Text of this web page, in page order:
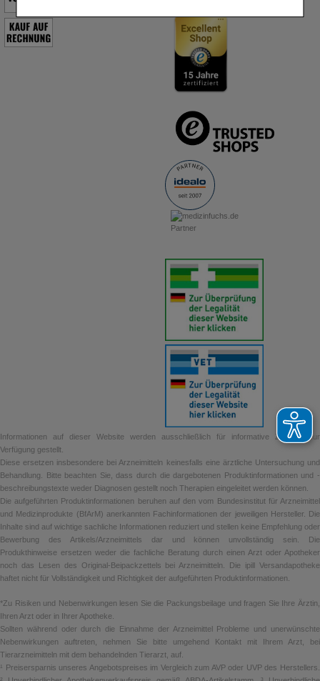
Spracheinstellung) anzupassen. Komfort-Cookies ermöglichen
es uns auch auf Ihre Bedürfnisse zugeschrittene Inhalte
anzuzeigen und unser Partnerprogramm zu betreiben.
Hierüber lassen sich Informationen über
die Art und Weise der Nutzung unserer Website sammeln, mit
können, den Inhalt auf unserer Website aber auch die Werbung
auf Drittseiten möglichst relevant für Sie zu gestalten. Bitte
beachten Sie, dass Daten hierfür teilweise an Dritte wie z.B.
Google oder soziale Medien übertragen werden.
Informationen auf dieser Website werden ausschließlich für informative Zwecke zur
Verfügung gestellt.
Diese ersetzen insbesondere bei Arzneimitteln keinesfalls eine ärztliche Untersuchung und
Behandlung. Bitte beachten Sie, dass durch die dargebotenen Produktinformationen und -
beschreibungstexte weder Diagnosen gestellt noch Therapien eingeleitet werden können.
Die aufgeführten Produktinformationen beruhen auf den vom Bundesinstitut für Arzneimittel
und Medizinprodukte (BfArM) anerkannten Fachinformationen der jeweiligen Hersteller. Die
Inhalte sind auf wichtige sachliche Informationen reduziert und stellen keine Empfehlung oder
Bewerbung des Artikels/Arzneimittels dar und können unvollständig sein. Die
Produkthinweise ersetzen weder die fachliche Beratung durch einen Arzt oder Apotheker
noch das Lesen des Original-Beipackzettels bei Arzneimitteln. Die ipill Versandapotheke
haftet nicht für Vollständigkeit und Richtigkeit der aufgeführten Produktinformationen.
*Zu Risiken und Nebenwirkungen lesen Sie die Packungsbeilage und fragen Sie Ihre Ärztin,
Ihren Arzt oder in Ihrer Apotheke.
Sollten während oder durch die Einnahme der Arzneimittel Probleme und unerwünschte
Nebenwirkungen auftreten, nehmen Sie bitte umgehend Kontakt mit Ihrem Arzt, bei
Tierarzneimitteln mit dem behandelnden Tierarzt, auf.
¹ Preisersparnis unseres Angebotspreises im Vergleich zum AVP oder UVP des Herstellers.